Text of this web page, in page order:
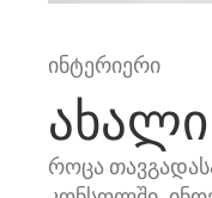
ინტერიერი
ახალი
როცა